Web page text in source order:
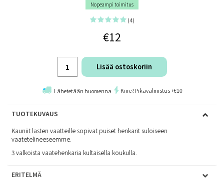
Nopeampi toimitus
(4)
€12
Lisää ostoskoriin
Lähetetään huomenna Kiire? Pikavalmistus +€10
TUOTEKUVAUS
Kauniit lasten vaatteille sopivat puiset henkarit suloiseen
vaatetelineeseemme
3 valkoista vaatehenkaria kultaisella koukulla.
ERITELMÄ